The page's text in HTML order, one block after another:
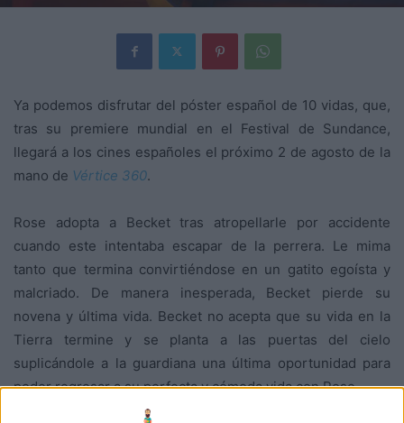
Ya podemos disfrutar del póster español de 10 vidas, que,
tras su premiere mundial en el Festival de Sundance,
llegará a los cines españoles el próximo 2 de agosto de la
mano de Vértice 360.
Rose adopta a Becket tras atropellarle por accidente
cuando este intentaba escapar de la perrera. Le mima
tanto que termina convirtiéndose en un gatito egoísta y
malcriado. De manera inesperada, Becket pierde su
novena y última vida. Becket no acepta que su vida en la
Tierra termine y se planta a las puertas del cielo
suplicándole a la guardiana una última oportunidad para
poder regresar a su perfecta y cómoda vida con Rose.